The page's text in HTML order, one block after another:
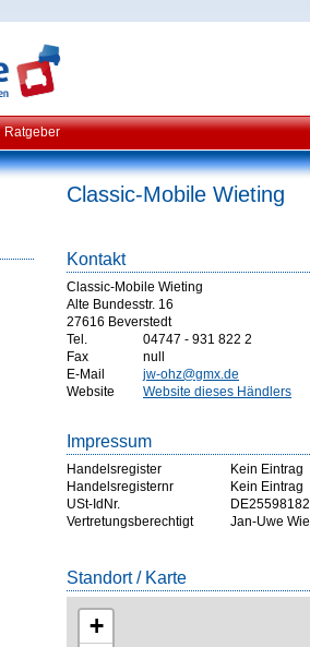
Ratgeber
Classic-Mobile Wieting
Kontakt
Classic-Mobile Wieting
Alte Bundesstr. 16
27616 Beverstedt
Tel.
04747 - 931 822 2
Fax
null
E-Mail
jw-ohz@gmx.de
Website
Website dieses Händlers
Impressum
Handelsregister
Kein Eintrag
Handelsregisternr
Kein Eintrag
USt-IdNr.
Vertretungsberechtigt
Jan-Uwe
Standort / Karte
+